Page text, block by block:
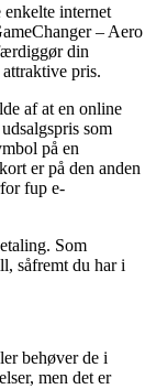
internet
– Aero
din
pris.
af at en online
som
på en
er på den anden
fup e-
Som
såfremt du har i
behøver de i
men det er